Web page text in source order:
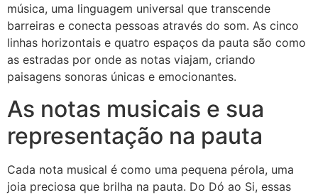
música, uma linguagem universal que transcende
barreiras e conecta pessoas através do som. As cinco
linhas horizontais e quatro espaços da pauta são como
as estradas por onde as notas viajam, criando
paisagens sonoras únicas e emocionantes.
As notas musicais e sua
representação na pauta
Cada nota musical é como uma pequena pérola, uma
joia preciosa que brilha na pauta. Do Dó ao Si, essas